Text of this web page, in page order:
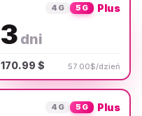
4G 5G Plus
3 dni
170.99 $ 57.00$/dzień
4G 5G Plus